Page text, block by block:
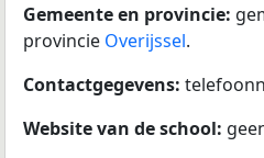
Gemeente en provincie:
provincie Overijssel.
Contactgegevens:
Website van de school: